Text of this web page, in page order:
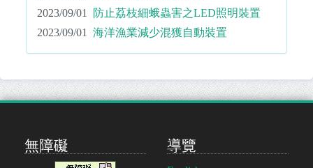
2023/09/01
防止荔枝細蛾蟲害之LED照明裝置
2023/09/01 海洋漁業減少混獲自動裝置
無障礙 導覽